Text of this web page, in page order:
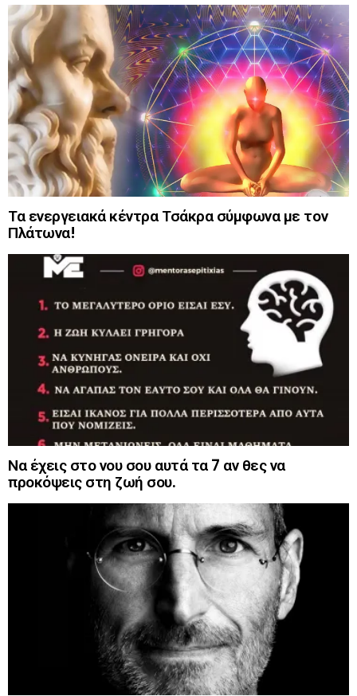
Τα ενεργειακά κέντρα Τσάκρα σύμφωνα με τον
Πλάτωνα!
Να έχεις στο νου σου αυτά τα 7 αν θες να
προκόψεις στη ζωή σου.